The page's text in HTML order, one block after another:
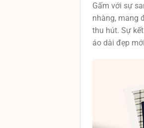
Gấm với sự
nhàng, mang
thu hút. Sự
áo dài đẹp